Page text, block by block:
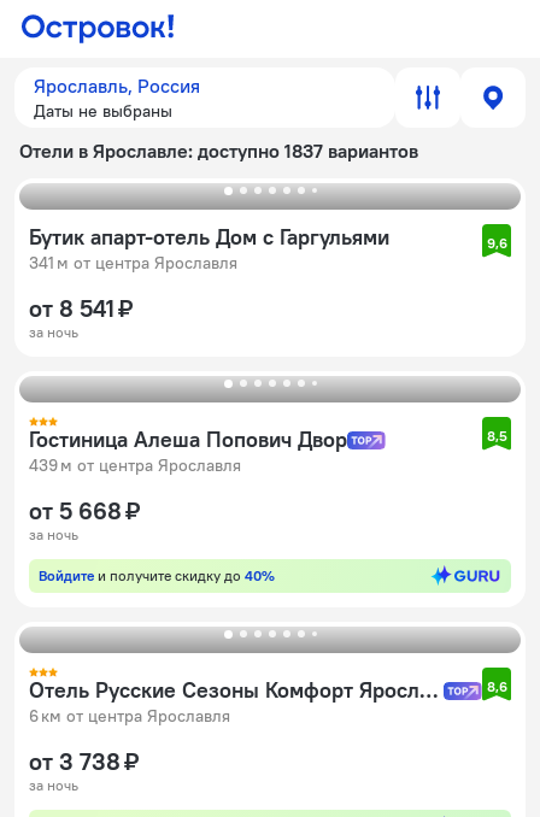
Ярославль, Россия
Даты не выбраны
Отели в Ярославле: доступно 1837 вариантов
Бутик апарт-отель Дом с Гаргульями
341 м от центра Ярославля
9,6
от 8 541 ₽
за ночь
Гостиница Алеша Попович Двор
439 м от центра Ярославля
8,5
от 5 668 ₽
за ночь
Войдите и получите скидку до 40%
Отель Русские Сезоны Комфорт Ярославль
6 км от центра Ярославля
8,6
от 3 738 ₽
за ночь